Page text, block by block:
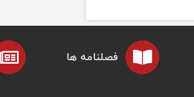
فصلنامه ها